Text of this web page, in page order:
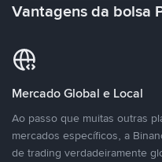
Vantagens da bolsa
Mercado Global e Local
Ao passo que muitas outras
mercados específicos, a
de trading verdadeiramente